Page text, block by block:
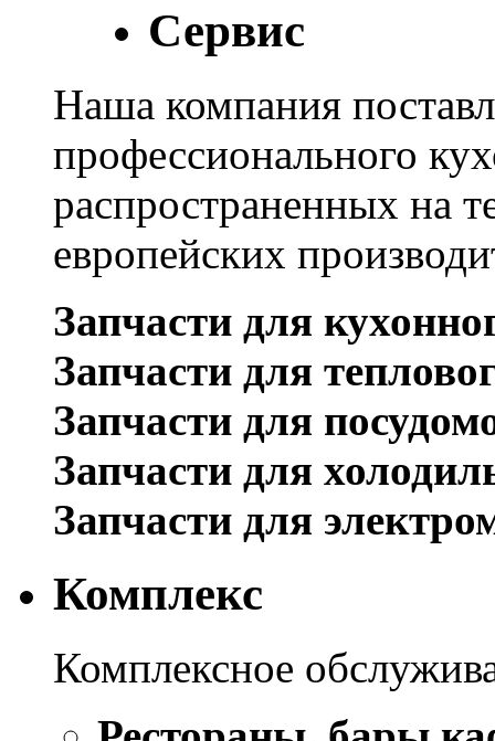
Сервис
Наша компания
профессионального
распространенных на
европейских
Запчасти для
Запчасти для
Запчасти для
Запчасти для
Запчасти для
Комплекс
Комплексное